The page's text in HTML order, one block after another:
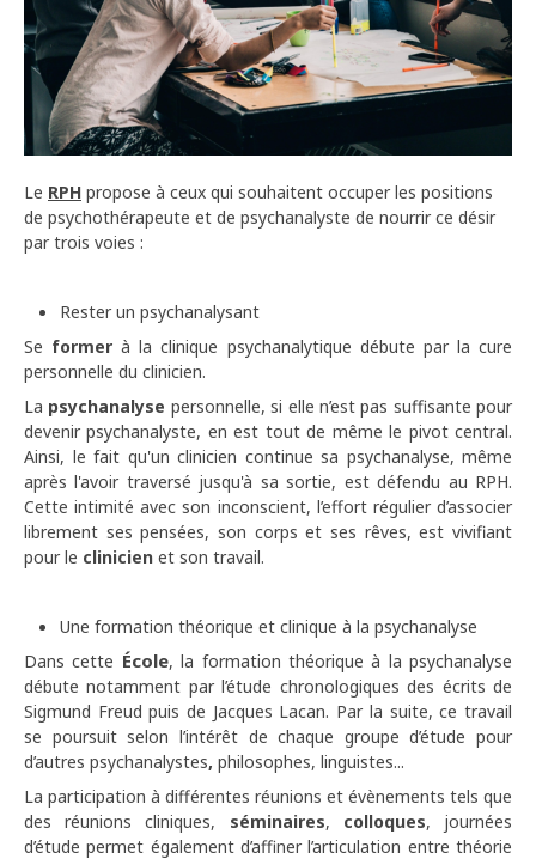
Le RPH propose à ceux qui souhaitent occuper les positions
de psychothérapeute et de psychanalyste de nourrir ce désir
par trois voies :
Rester un psychanalysant
Se formerà la clinique psychanalytique débute par la cure
personnelle du clinicien.
La psychanalyse personnelle, si elle n’est pas suffisante pour
devenir psychanalyste, en est tout de même le pivot central.
Ainsi, le fait qu'un clinicien continue sa psychanalyse, même
après l'avoir traversé jusqu'à sa sortie, est défendu au RPH.
Cette intimité avec son inconscient, l’effort régulier d’associer
librement ses pensées, son corps et ses rêves, est vivifiant
pour le clinicien et son travail.
Une formation théorique et clinique à la psychanalyse
Dans cette École, la formation théorique à la psychanalyse
débute notamment par l’étude chronologiques des écrits de
Sigmund Freud puis de Jacques Lacan. Par la suite, ce travail
se poursuit selon l’intérêt de chaque groupe d’étude pour
d’autres psychanalystes, philosophes, linguistes...
La participation à différentes réunions et évènements tels que
des réunions cliniques, séminaires, colloques, journées
d’étude permet également d’affiner l’articulation entre théorie